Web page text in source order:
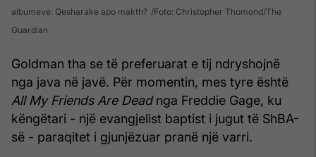
albumeve: Qesharake apo makth?
Foto: Christopher Thomond/The
Guardian
Goldman tha se të preferuarat e tij ndryshojnë
nga java në javë. Për momentin, mes tyre është
All My Friends Are Deadnga Freddie Gage, ku
këngëtari - një evangjelist baptist i jugut të ShBA-
së - paraqitet i gjunjëzuar pranë një varri.